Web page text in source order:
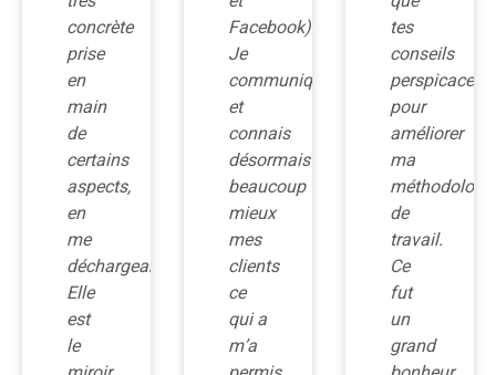
concrète
prise
en
main
de
certains
aspects,
en
me
déchargeant.
Elle
est
le
Facebook).
Je
communique
et
connais
désormais
beaucoup
mieux
mes
clients
ce
qui a
m’a
tes
conseils
perspicaces
pour
améliorer
ma
méthodologie
de
travail.
Ce
fut
un
grand